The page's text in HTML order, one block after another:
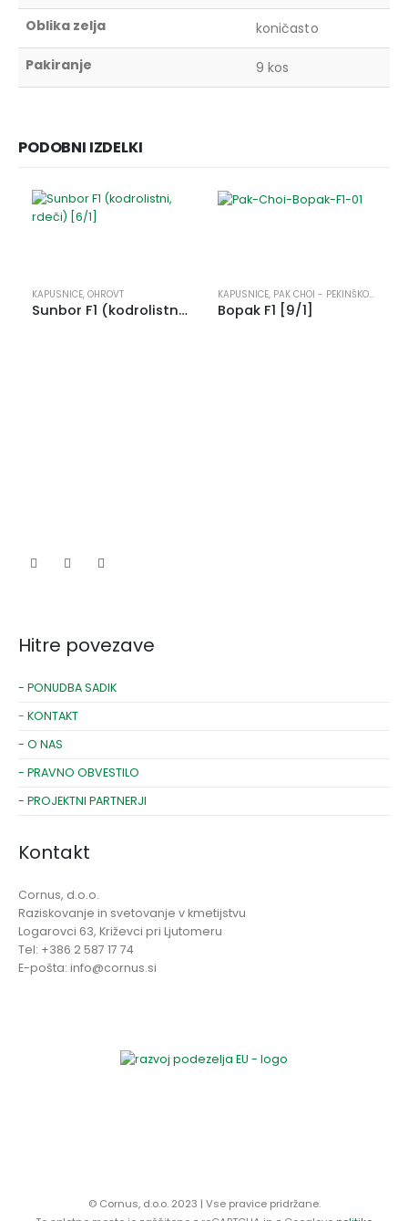
Oblika zelja
koničasto
Pakiranje
9 kos
PODOBNI IZDELKI
KAPUSNICE, OHROVT
Sunbor F1 (kodrolistni, rdeči) [6/1]
KAPUSNICE, PAK CHOI - PEKINŠKO ZELJE
Bopak F1 [9/1]
Hitre povezave
- PONUDBA SADIK
- KONTAKT
- O NAS
- PRAVNO OBVESTILO
- PROJEKTNI PARTNERJI
Kontakt
Cornus, d.o.o.
Raziskovanje in svetovanje v kmetijstvu
Logarovci 63, Križevci pri Ljutomeru
Tel: +386 2 587 17 74
E-pošta: info@cornus.si
© Cornus, d.o.o. 2023 | Vse pravice pridržane.